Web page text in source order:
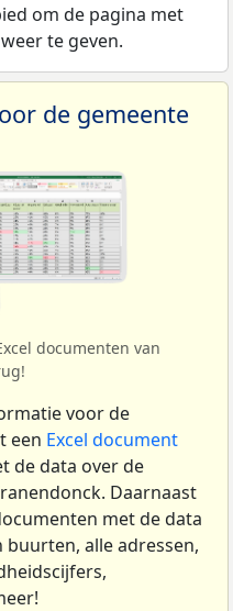
om de pagina met
te geven.
de gemeente
documenten van
voor de
een Excel document
de data over de
Daarnaast
met de data
alle adressen,